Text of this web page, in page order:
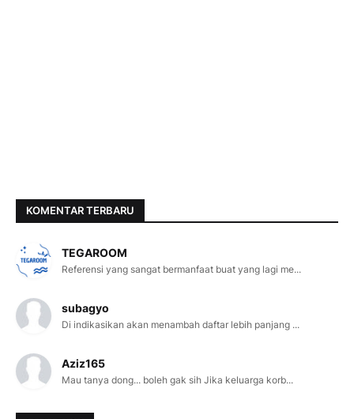
KOMENTAR TERBARU
TEGAROOM
Referensi yang sangat bermanfaat buat yang lagi me...
subagyo
Di indikasikan akan menambah daftar lebih panjang ...
Aziz165
Mau tanya dong... boleh gak sih Jika keluarga korb...